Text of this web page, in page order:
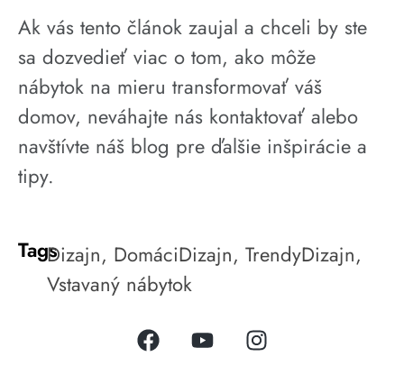
Ak vás tento článok zaujal a chceli by ste
sa dozvedieť viac o tom, ako môže
nábytok na mieru transformovať váš
domov, neváhajte nás kontaktovať alebo
navštívte náš blog pre ďalšie inšpirácie a
tipy.
TagsDizajn, DomáciDizajn, TrendyDizajn,
Vstavaný nábytok